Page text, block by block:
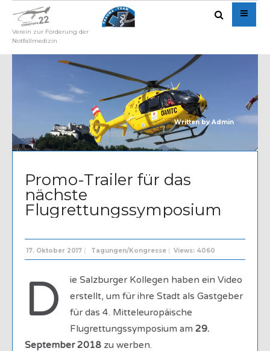
Verein zur Förderung der
Notfallmedizin
Written by Admin
Promo-Trailer für das
nächste
Flugrettungssymposium
17. Oktober 2017 | Tagungen/Kongresse | Views: 4060
D
ie Salzburger Kollegen haben ein Video
erstellt, um für ihre Stadt als Gastgeber
für das 4. Mitteleuropäische
Flugrettungssymposium am 29.
September 2018 zu werben.